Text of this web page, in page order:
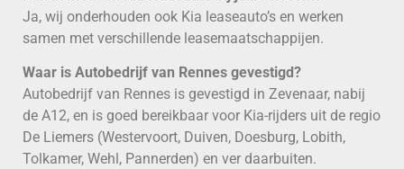
Ja, wij onderhouden ook Kia leaseauto’s en werken
samen met verschillende leasemaatschappijen.
Waar is Autobedrijf van Rennes gevestigd?
Autobedrijf van Rennes is gevestigd in Zevenaar, nabij
de A12, en is goed bereikbaar voor Kia-rijders uit de regio
De Liemers (Westervoort, Duiven, Doesburg, Lobith,
Tolkamer, Wehl, Pannerden) en ver daarbuiten.